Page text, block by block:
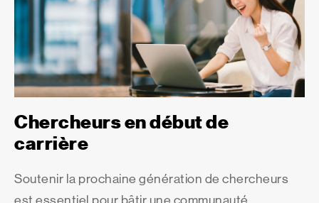
Chercheurs en début de
carrière
Soutenir la prochaine génération de chercheurs
est essentiel pour bâtir une communauté